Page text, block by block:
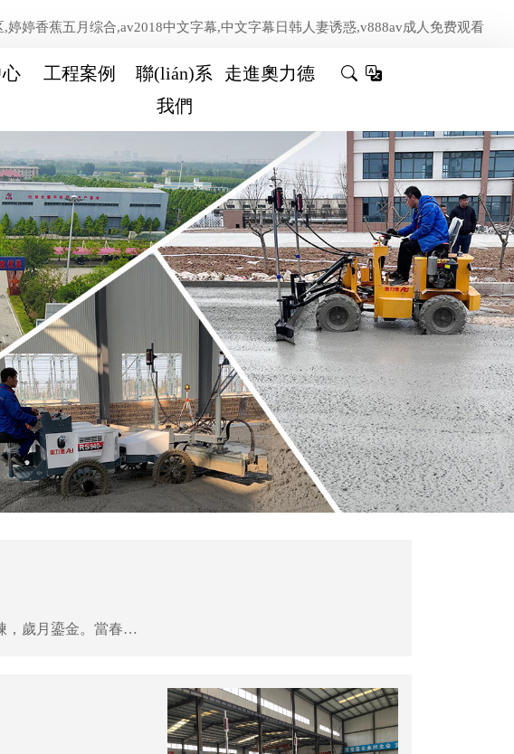
婷香蕉五月综合,av2018中文字幕,中文字幕日韩人妻诱惑,v888av成人免费观看
工程案例
聯(lián)系
我們
走進奧力德
十年筑基筑夢行精裝備贏未來——熱烈慶祝山東奧力德工程裝備有限公司成立十周年時光淬煉，歲月鎏金。當春風拂過濟寧兗州的廠房街巷，當精密的機械聲奏響奮進的樂章，我們滿懷自豪與喜悅，迎來山東奧力德工程裝備有限公司成立十周年的光輝時刻。十...